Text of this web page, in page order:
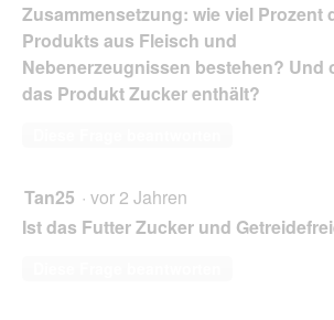
Zusammensetzung: wie viel Prozent
Produkts aus Fleisch und
Nebenerzeugnissen bestehen? Und
das Produkt Zucker enthält?
Tan25 · vor 2 Jahren
Ist das Futter Zucker und